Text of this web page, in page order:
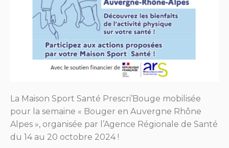
La Maison Sport Santé Prescri’Bouge mobilisée
pour la semaine « Bouger en Auvergne Rhône
Alpes », organisée par l’Agence Régionale de Santé
du 14 au 20 octobre 2024 !